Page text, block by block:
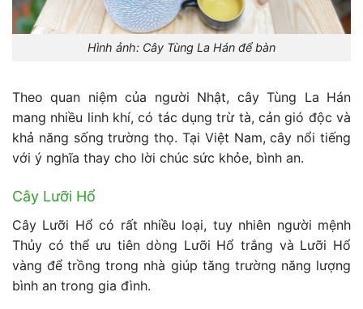
Hình ảnh: Cây Tùng La Hán để bàn
Theo quan niệm của người Nhật, cây Tùng La Hán
mang nhiều linh khí, có tác dụng trừ tà, cản gió độc và
khả năng sống trường thọ. Tại Việt Nam, cây nổi tiếng
với ý nghĩa thay cho lời chúc sức khỏe, bình an.
Cây Lưỡi Hổ
Cây Lưỡi Hổ có rất nhiều loại, tuy nhiên người mệnh
Thủy có thể ưu tiên dòng Lưỡi Hổ trắng và Lưỡi Hổ
vàng để trồng trong nhà giúp tăng trường năng lượng
bình an trong gia đình.